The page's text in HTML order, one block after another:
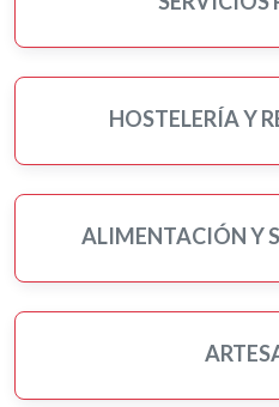
Psicología
Servicios públicos
Tatuajes
Veterinarios/as y
Yoga
HOSTELERÍA Y
ALIMENTACIÓN Y